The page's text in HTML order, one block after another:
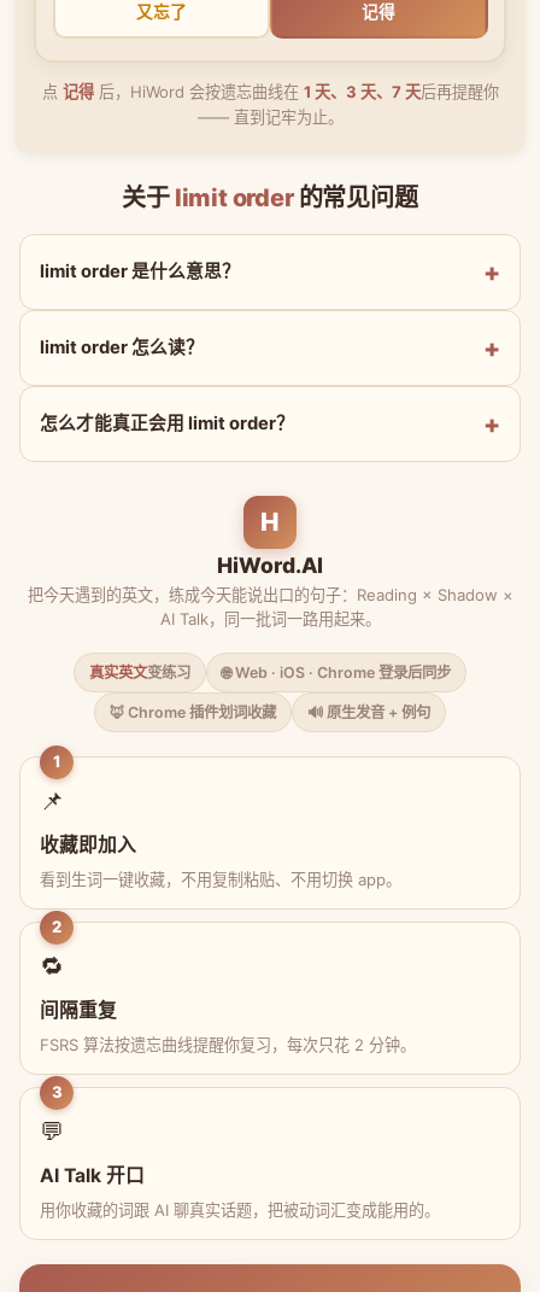
又忘了 记得
点 记得后，HiWord 会按遗忘曲线在 1 天、3 天、7 天后再提醒你
—— 直到记牢为止。
关于 limit order的常见问题
limit order 是什么意思？
limit order 怎么读？
怎么才能真正会用 limit order？
H
HiWord.AI
把今天遇到的英文，练成今天能说出口的句子：Reading × Shadow ×
AI Talk，同一批词一路用起来。
真实英文变练习 🌐 Web · iOS · Chrome 登录后同步
🦊 Chrome 插件划词收藏 🔊 原生发音 + 例句
1
📌
收藏即加入
看到生词一键收藏，不用复制粘贴、不用切换 app。
2
🔁
间隔重复
FSRS 算法按遗忘曲线提醒你复习，每次只花 2 分钟。
3
💬
AI Talk 开口
用你收藏的词跟 AI 聊真实话题，把被动词汇变成能用的。